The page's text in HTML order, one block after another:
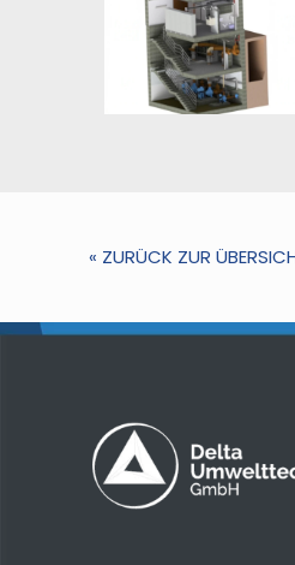
« ZURÜCK ZUR